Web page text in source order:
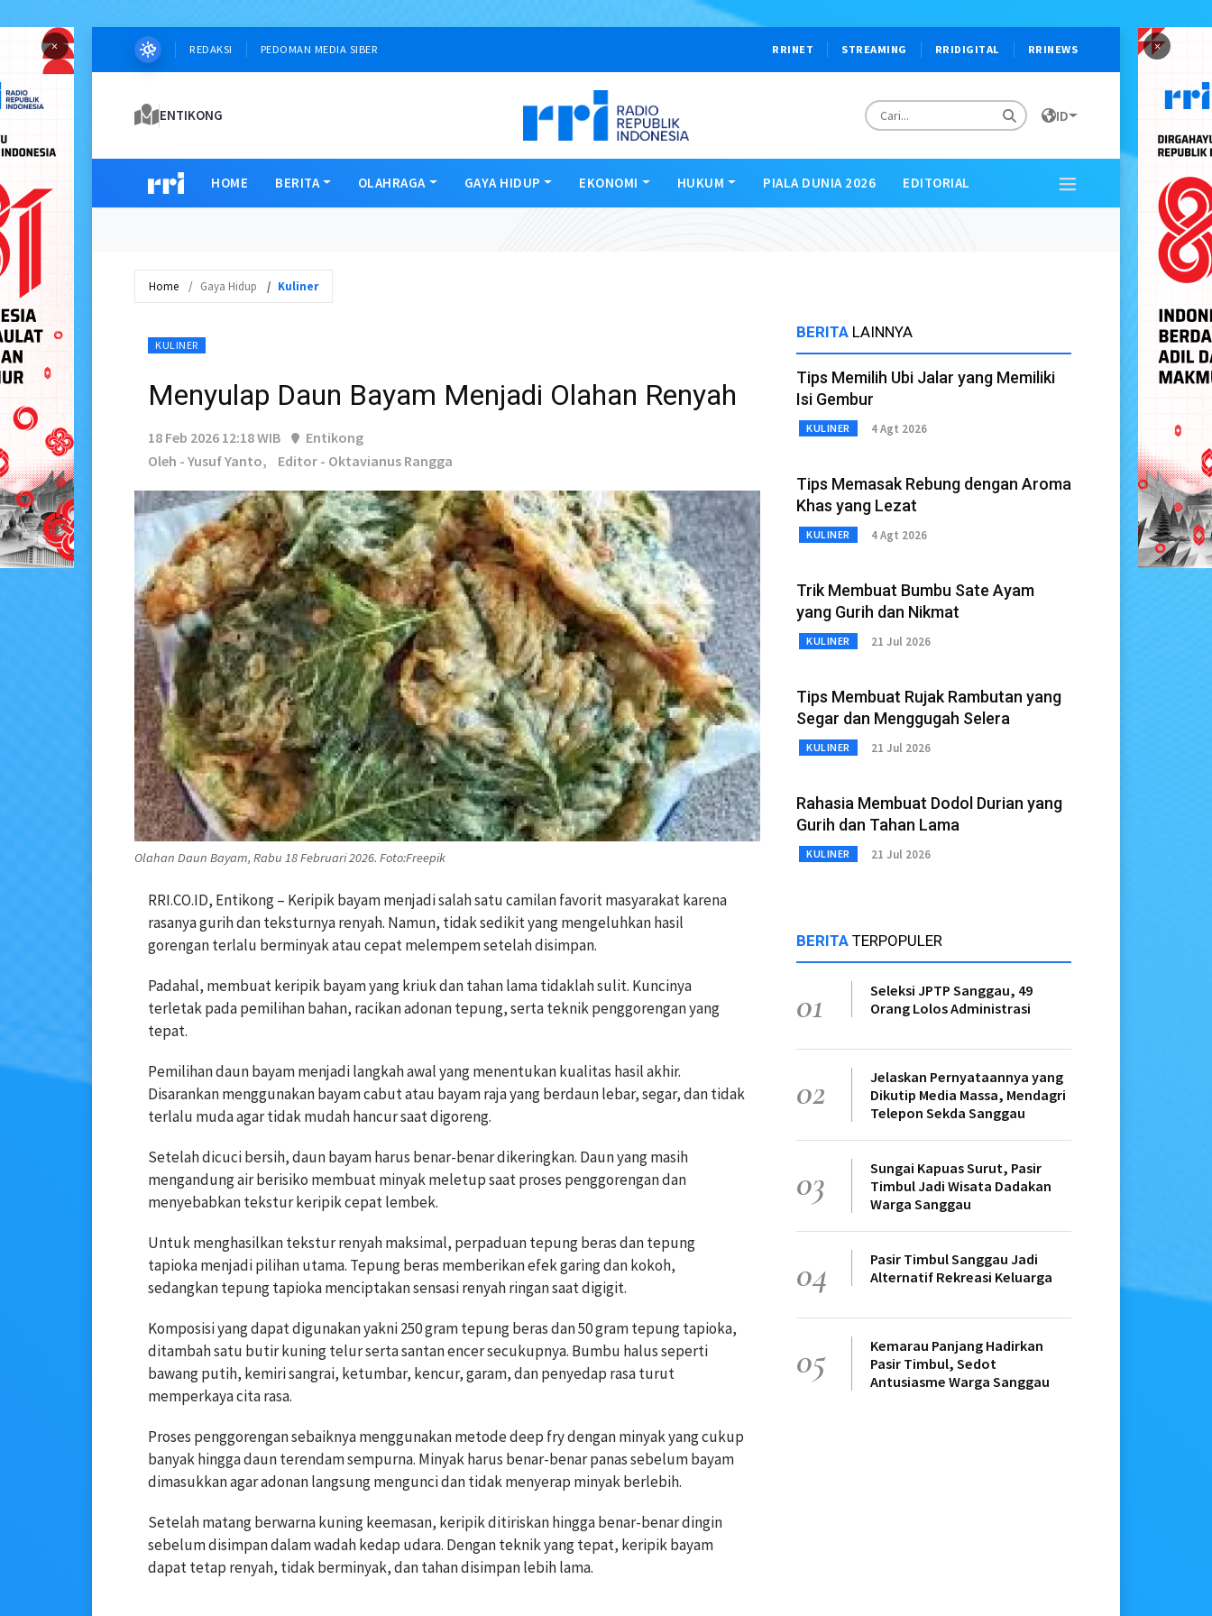
× ×
REDAKSI PEDOMAN MEDIA SIBER RRINET STREAMING RRIDIGITAL RRINEWS
ENTIKONG ID
HOME BERITA OLAHRAGA GAYA HIDUP EKONOMI HUKUM PIALA DUNIA 2026 EDITORIAL
Home Gaya Hidup Kuliner
KULINER
Menyulap Daun Bayam Menjadi Olahan Renyah
18 Feb 2026 12:18 WIB
Entikong
Oleh - Yusuf Yanto,
Editor - Oktavianus Rangga
Olahan Daun Bayam, Rabu 18 Februari 2026. Foto:Freepik
RRI.CO.ID, Entikong – Keripik bayam menjadi salah satu camilan favorit masyarakat karena
rasanya gurih dan teksturnya renyah. Namun, tidak sedikit yang mengeluhkan hasil
gorengan terlalu berminyak atau cepat melempem setelah disimpan.
Padahal, membuat keripik bayam yang kriuk dan tahan lama tidaklah sulit. Kuncinya
terletak pada pemilihan bahan, racikan adonan tepung, serta teknik penggorengan yang
tepat.
Pemilihan daun bayam menjadi langkah awal yang menentukan kualitas hasil akhir.
Disarankan menggunakan bayam cabut atau bayam raja yang berdaun lebar, segar, dan tidak
terlalu muda agar tidak mudah hancur saat digoreng.
Setelah dicuci bersih, daun bayam harus benar-benar dikeringkan. Daun yang masih
mengandung air berisiko membuat minyak meletup saat proses penggorengan dan
menyebabkan tekstur keripik cepat lembek.
Untuk menghasilkan tekstur renyah maksimal, perpaduan tepung beras dan tepung
tapioka menjadi pilihan utama. Tepung beras memberikan efek garing dan kokoh,
sedangkan tepung tapioka menciptakan sensasi renyah ringan saat digigit.
Komposisi yang dapat digunakan yakni 250 gram tepung beras dan 50 gram tepung tapioka,
ditambah satu butir kuning telur serta santan encer secukupnya. Bumbu halus seperti
bawang putih, kemiri sangrai, ketumbar, kencur, garam, dan penyedap rasa turut
memperkaya cita rasa.
Proses penggorengan sebaiknya menggunakan metode deep fry dengan minyak yang cukup
banyak hingga daun terendam sempurna. Minyak harus benar-benar panas sebelum bayam
dimasukkan agar adonan langsung mengunci dan tidak menyerap minyak berlebih.
Setelah matang berwarna kuning keemasan, keripik ditiriskan hingga benar-benar dingin
sebelum disimpan dalam wadah kedap udara. Dengan teknik yang tepat, keripik bayam
dapat tetap renyah, tidak berminyak, dan tahan disimpan lebih lama.
BERITA LAINNYA
Tips Memilih Ubi Jalar yang Memiliki
Isi Gembur
KULINER 4 Agt 2026
Tips Memasak Rebung dengan Aroma
Khas yang Lezat
KULINER 4 Agt 2026
Trik Membuat Bumbu Sate Ayam
yang Gurih dan Nikmat
KULINER 21 Jul 2026
Tips Membuat Rujak Rambutan yang
Segar dan Menggugah Selera
KULINER 21 Jul 2026
Rahasia Membuat Dodol Durian yang
Gurih dan Tahan Lama
KULINER 21 Jul 2026
BERITA TERPOPULER
01
Seleksi JPTP Sanggau, 49
Orang Lolos Administrasi
02
Jelaskan Pernyataannya yang
Dikutip Media Massa, Mendagri
Telepon Sekda Sanggau
03
Sungai Kapuas Surut, Pasir
Timbul Jadi Wisata Dadakan
Warga Sanggau
04
Pasir Timbul Sanggau Jadi
Alternatif Rekreasi Keluarga
05
Kemarau Panjang Hadirkan
Pasir Timbul, Sedot
Antusiasme Warga Sanggau